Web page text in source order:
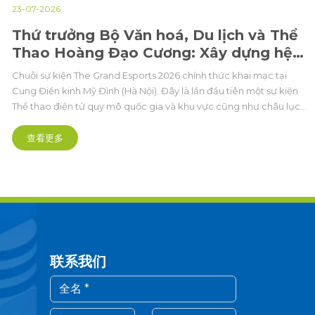
23-07-2026
Thứ trưởng Bộ Văn hoá, Du lịch và Thể
Thao Hoàng Đạo Cương: Xây dựng hệ
sinh thái Esports Việt Nam phát triển,
chuyên nghiệp và bền vững
Chuỗi sự kiện The Grand Esports 2026 chính thức khai mạc tại
Cung Điền kinh Mỹ Đình (Hà Nội). Đây là lần đầu tiên một sự kiện
Thể thao điện tử quy mô quốc gia và khu vực cũng như châu lục,
hướng chuyên nghiệp hóa sâu sắc.
查看更多
联系我们